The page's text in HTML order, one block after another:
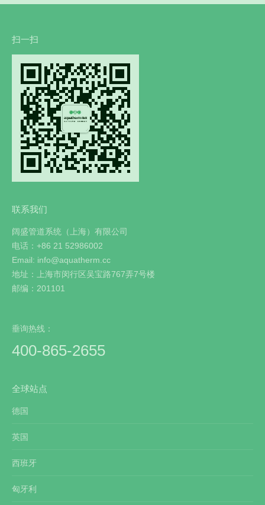
扫一扫
联系我们
阔盛管道系统（上海）有限公司
电话：+86 21 52986002
Email: info@aquatherm.cc
地址：上海市闵行区吴宝路767弄7号楼
邮编：201101
垂询热线：
400-865-2655
全球站点
德国
英国
西班牙
匈牙利